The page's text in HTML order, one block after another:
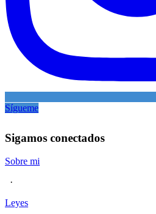
Sígueme
Sigamos conectados
Sobre mi
·
Leyes